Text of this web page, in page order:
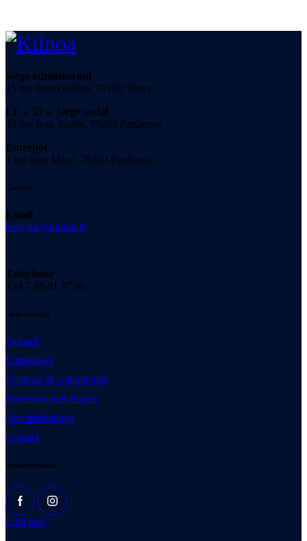
Siège administratif
15 rue Jean Guillon, 37100 Tours
LE « 55 », Siège social
55 rue Jean Jaurès, 79200 Parthenay
Entrepôt
2 rue jean Macé, 79200 Parthenay
Contact
Email
bonjour@kiinoa.fr
Téléphone
+33 7 88 81 97 46
Liens rapideS
Accueil
Entreprises
Festivals & collectivités
Professionnels du jeu
Nos réalisations
Contact
Rejoignez-nous !
Ludi tour